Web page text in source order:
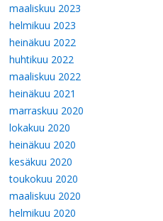
maaliskuu 2023
helmikuu 2023
heinäkuu 2022
huhtikuu 2022
maaliskuu 2022
heinäkuu 2021
marraskuu 2020
lokakuu 2020
heinäkuu 2020
kesäkuu 2020
toukokuu 2020
maaliskuu 2020
helmikuu 2020